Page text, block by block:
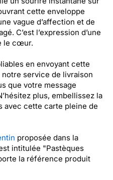
cette enveloppe
vague d’affection et de
C’est l’expression d’une
le cœur.
en envoyant cette
service de livraison
que votre message
plus, embellissez la
avec cette carte pleine de
proposée dans la
intitulée "Pastèques
la référence produit